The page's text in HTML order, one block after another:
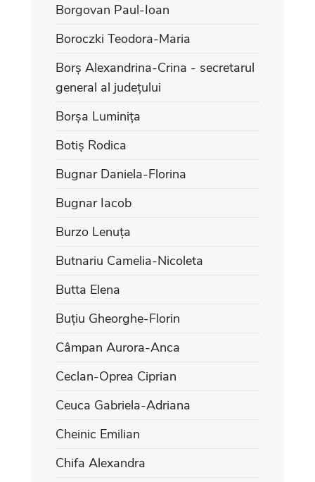
Borgovan Paul-Ioan
Boroczki Teodora-Maria
Borș Alexandrina-Crina - secretarul
general al județului
Borșa Luminița
Botiș Rodica
Bugnar Daniela-Florina
Bugnar Iacob
Burzo Lenuța
Butnariu Camelia-Nicoleta
Butta Elena
Buțiu Gheorghe-Florin
Câmpan Aurora-Anca
Ceclan-Oprea Ciprian
Ceuca Gabriela-Adriana
Cheinic Emilian
Chifa Alexandra